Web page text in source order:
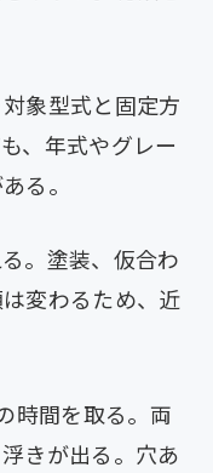
象型式と固定方
、年式やグレー
る。
。塗装、仮合わ
変わるため、近
時間を取る。両
きが出る。穴あ